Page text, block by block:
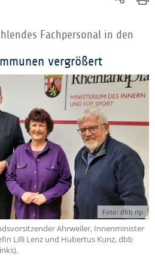
Fachpersonal in den
vergrößert
Foto: dbb rlp
Ahrweiler, Innenminister
Lilli Lenz und Hubertus Kunz, dbb